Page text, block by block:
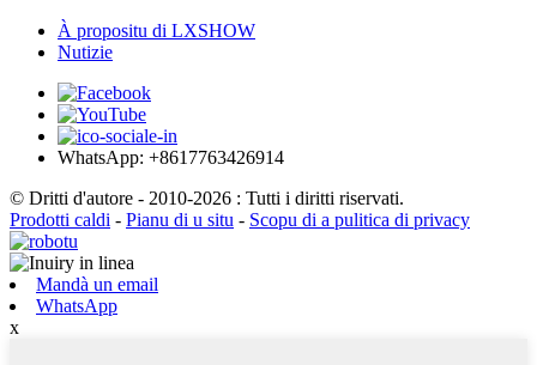
À propositu di LXSHOW
Nutizie
WhatsApp: +8617763426914
© Dritti d'autore - 2010-2026 : Tutti i diritti riservati.
Prodotti caldi - Pianu di u situ - Scopu di a pulitica di privacy
Mandà un email
WhatsApp
x